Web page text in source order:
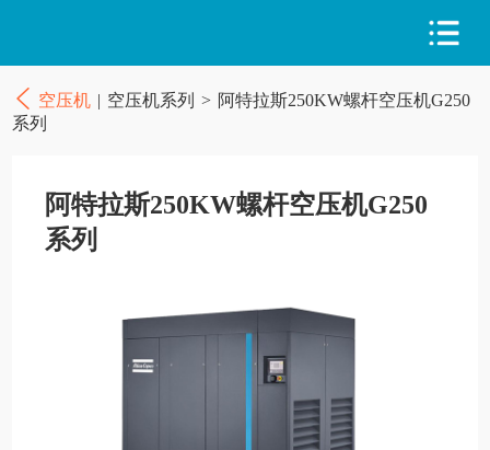
空压机 | 空压机系列 > 阿特拉斯250KW螺杆空压机G250
系列
阿特拉斯250KW螺杆空压机G250
系列